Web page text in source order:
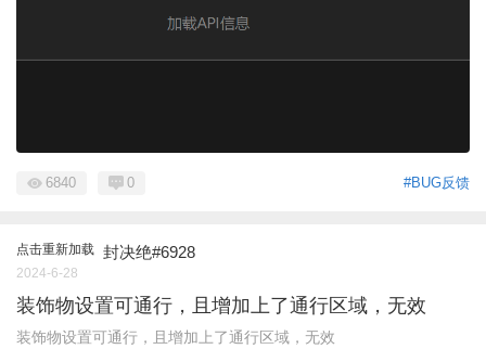
#BUG反馈
6840 0
点击重新加载 封决绝#6928
2024-6-28
装饰物设置可通行，且增加上了通行区域，无效
装饰物设置可通行，且增加上了通行区域，无效